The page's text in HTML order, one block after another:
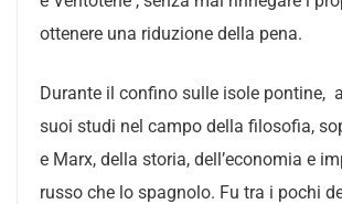
ottenere una riduzione della pena.
Durante il confino sulle isole pontine,
suoi studi nel campo della filosofia,
e Marx, della storia, dell’economia e
russo che lo spagnolo. Fu tra i pochi